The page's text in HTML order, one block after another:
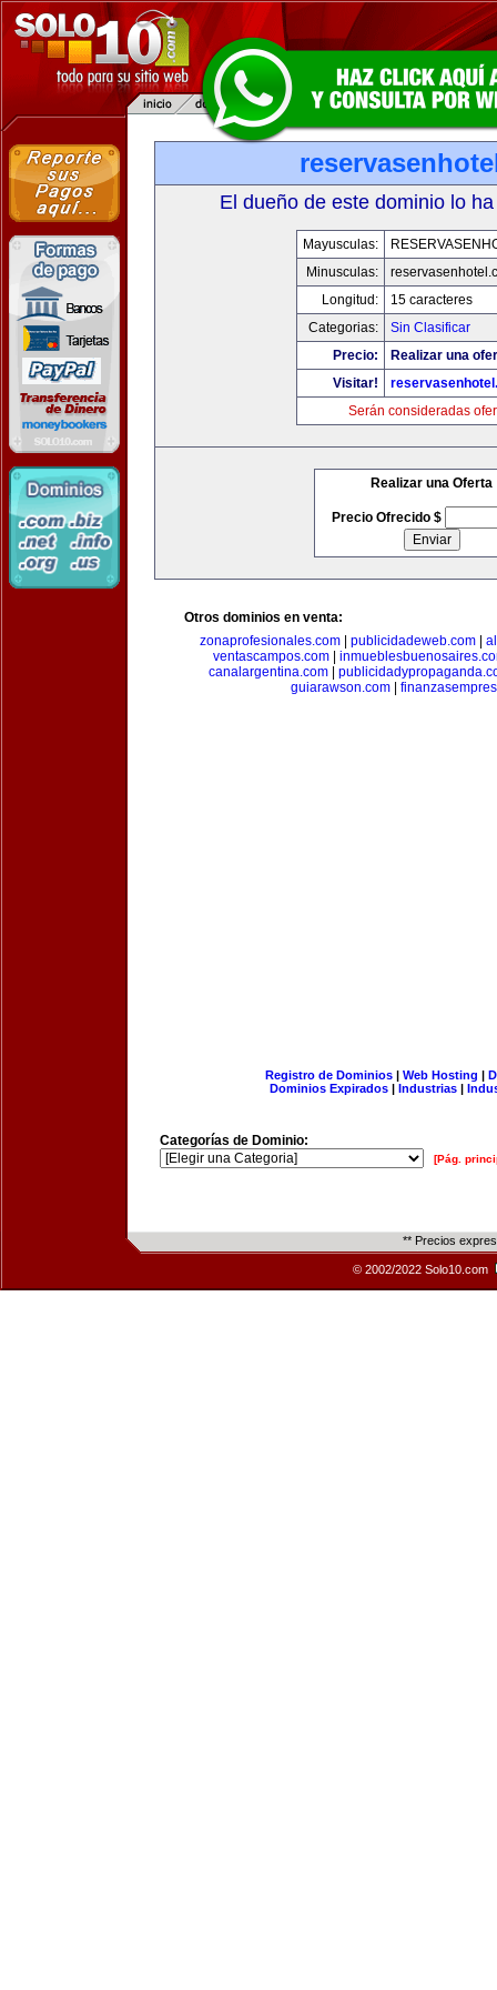
El dueño de este dominio lo
Mayusculas:
Minusculas:
Longitud:
15 caracteres
Categorias:
Sin Clasificar
Precio:
Realizar una
Visitar!
Serán consideradas
Realizar una Oferta
Precio Ofrecido $
Otros dominios en venta:
zonaprofesionales.com| publicidadeweb.com|
ventascampos.com
canalargentina.com|
guiarawson.com|
Registro de Dominios| Web Hosting |
Dominios Expirados | Industrias |
Categorías de Dominio:
[Pág.
** Precios
© 2002/2022 Solo10.com